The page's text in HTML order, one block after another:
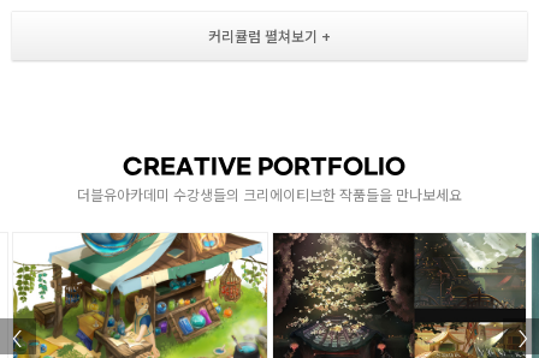
인체 해부학 및 그레이징 표현
두상 / 얼굴 비례 및 해부학
- 얼굴 비율 공식 이해
- 두상 및 얼굴의 표현과 투시 이해
- 성별에 따른 얼굴 패턴의 차이 이해와 표현 연습
인체 세부표현 및 페인팅
CREATIVE PORTFOLIO
더블유아카데미 수강생들의 크리에이티브한 작품들을 만나보세요